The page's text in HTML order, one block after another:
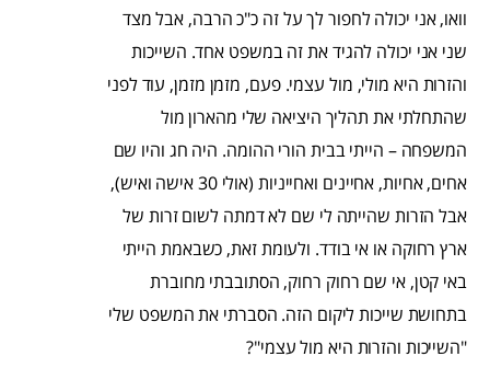
וואו, אני יכולה לחפור לך על זה כ"כ הרבה, אבל מצד
שני אני יכולה להגיד את זה במשפט אחד. השייכות
והזרות היא מולי, מול עצמי. פעם, מזמן מזמן, עוד לפני
שהתחלתי את תהליך היציאה שלי מהארון מול
המשפחה – הייתי בבית הורי ההומה. היה חג והיו שם
אחים, אחיות, אחיינים ואחייניות (אולי 30 אישה ואיש),
אבל הזרות שהייתה לי שם לא דמתה לשום זרות של
ארץ רחוקה או אי בודד. ולעומת זאת, כשבאמת הייתי
באי קטן, אי שם רחוק רחוק, הסתובבתי מחוברת
בתחושת שייכות ליקום הזה. הסברתי את המשפט שלי
"השייכות והזרות היא מול עצמי"?